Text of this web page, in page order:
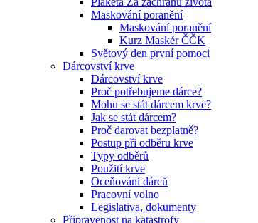
Maskování poranění
Maskování poranění
Kurz Maskér ČČK
Světový den první pomoci
Dárcovství krve
Dárcovství krve
Proč potřebujeme dárce?
Mohu se stát dárcem krve?
Jak se stát dárcem?
Proč darovat bezplatně?
Postup při odběru krve
Typy odběrů
Použití krve
Oceňování dárců
Pracovní volno
Legislativa, dokumenty
Připravenost na katastrofy